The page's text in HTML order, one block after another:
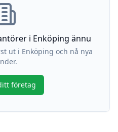
i Enköping ännu
ut i Enköping och nå nya
företag